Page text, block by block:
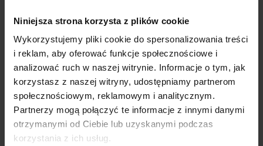
Niniejsza strona korzysta z plików cookie
Wykorzystujemy pliki cookie do spersonalizowania treści
i reklam, aby oferować funkcje społecznościowe i
analizować ruch w naszej witrynie. Informacje o tym, jak
korzystasz z naszej witryny, udostępniamy partnerom
społecznościowym, reklamowym i analitycznym.
Partnerzy mogą połączyć te informacje z innymi danymi
otrzymanymi od Ciebie lub uzyskanymi podczas
korzystania z ich usług.
Zalecane akcesoria (1)
Masa zalewowa do puszek odgałęźnych 0,5 kg